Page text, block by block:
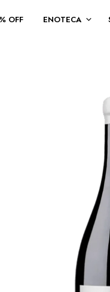
% OFF ENOTECA